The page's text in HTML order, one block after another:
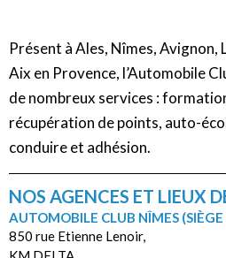
Présent à Ales, Nîmes,
Aix en Provence, l’Automobile
de nombreux services :
récupération de points, auto-
conduire et adhésion.
NOS AGENCES ET LIEUX
AUTOMOBILE CLUB NÎMES (SIÈGE
850 rue Etienne Lenoir,